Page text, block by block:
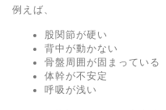
例えば、
股関節が硬い
背中が動かない
骨盤周囲が固まっている
体幹が不安定
呼吸が浅い